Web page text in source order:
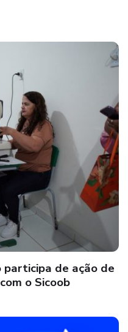
participa de ação de
o Sicoob